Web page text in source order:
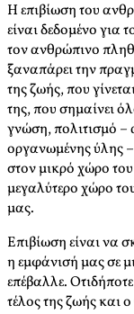
Η επιβίωση του
είναι δεδομένο για
τον ανθρώπινο
ξαναπάρει την
της ζωής, που
της, που σημαίνει
γνώση, πολιτισμό –
οργανωμένης ύλης
στον μικρό χώρο
μεγαλύτερο χώρο
μας.
Επιβίωση είναι να
η εμφάνισή μας σε
επέβαλλε.
τέλος της ζωής και